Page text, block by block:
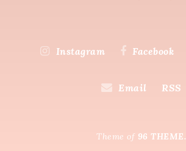
Instagram Facebook
Email RSS
Theme of 96 THEME.